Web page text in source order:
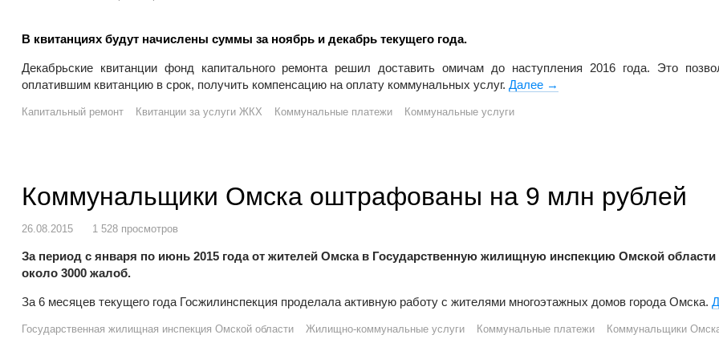
В квитанциях будут начислены суммы за ноябрь и декабрь текущего года.
Декабрьские квитанции фонд капитального ремонта решил доставить омичам до наступления 2016 года. Это
оплатившим квитанцию в срок, получить компенсацию на оплату коммунальных услуг. Далее В декабре омичи получат
→
Капитальный ремонт Квитанции за услуги ЖКХ Коммунальные платежи Коммунальные услуги
Коммунальщики Омска оштрафованы на 9 млн рублей
26.08.2015 1 528 просмотров
За период с января по июнь 2015 года от жителей Омскав Государственную жилищную инспекцию Омской области
около 3000 жалоб.
За 6 месяцев текущего года Госжилинспекция проделала активную работу с жителями многоэтажных домов города Омска.
Государственная жилищная инспекция Омской области Жилищно-коммунальные услуги Коммунальные платежи Коммунальщики